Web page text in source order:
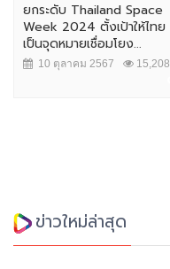
ยกระดับ Thailand Space
Week 2024 ตั้งเป้าให้ไทย
เป็นจุดหมายเชื่อมโยง...
10 ตุลาคม 2567 15,208
ข่าวใหม่ล่าสุด